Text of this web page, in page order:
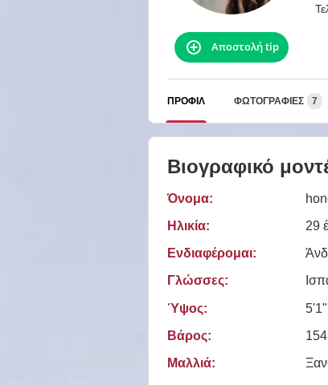
Αποστολή tip
ΠΡΟΦΊΛ ΦΩΤΟΓΡΑΦΊΕΣ 7
Βιογραφικό
Όνομα:
Ηλικία:
29
Ενδιαφέρομαι:
Γλώσσες:
Ύψος:
5'1"
Βάρος:
Μαλλιά: